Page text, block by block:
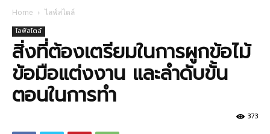
Home ไลฟ์สไตล์
ไลฟ์สไตล์
สิ่งที่ต้องเตรียมในการผูกข้อไม้
ข้อมือแต่งงาน และลำดับขั้น
ตอนในการทำ
373